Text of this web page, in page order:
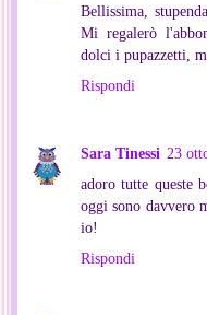
Bellissima,
Mi regalerò
dolci i pupazzetti,
Rispondi
Sara Tinessi 23
adoro tutte queste
oggi sono davvero
io!
Rispondi